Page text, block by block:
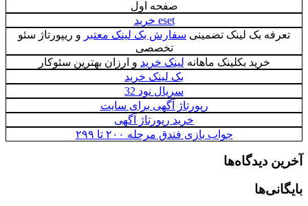
صفحه اول
eset خرید
تعرفه بک لینک تضمینی سفارش بک لینک معتبر و ریپورتاژ سئو
تخصصی
خرید بکلینک ماهانه لینک خرید و ارزان بهترین سئوکار
بک لینک خرید
سريال نود 32
رپورتاژ آگهی برای سایت
خرید رپورتاژ آگهی
جواب بازی فندق مرحله ۲۰۰ تا ۲۹۹
آخرین دیدگاه‌ها
بایگانی‌ها